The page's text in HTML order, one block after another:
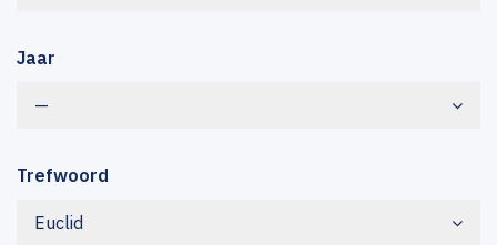
Jaar
—
Trefwoord
Euclid